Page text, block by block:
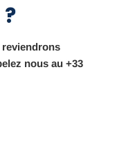
nous au +33